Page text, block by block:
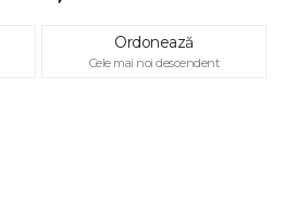
Ordonează
Cele mai noi descendent